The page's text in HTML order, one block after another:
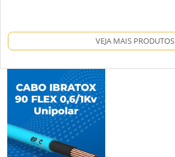
VEJA MAIS PRODUTOS